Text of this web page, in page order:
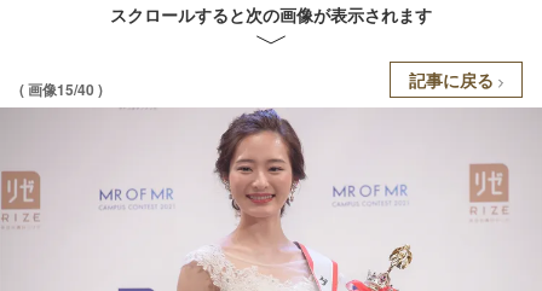
スクロールすると次の画像が表示されます
( 画像15/40 ) 記事に戻る